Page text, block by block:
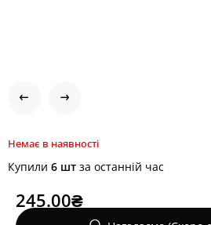
Немає в наявності
Купили 6 шт за останній час
245.00₴